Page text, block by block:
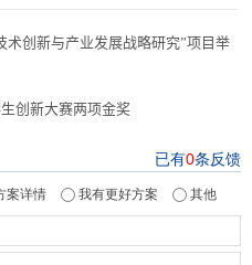
术创新与产业发展战略研究”项目举
创新大赛两项金奖